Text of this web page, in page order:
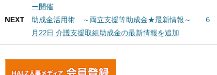
ー開催
NEXT
助成金活用術 ～両立支援等助成金★最新情報～ 6
月22日 介護支援取組助成金の最新情報を追加